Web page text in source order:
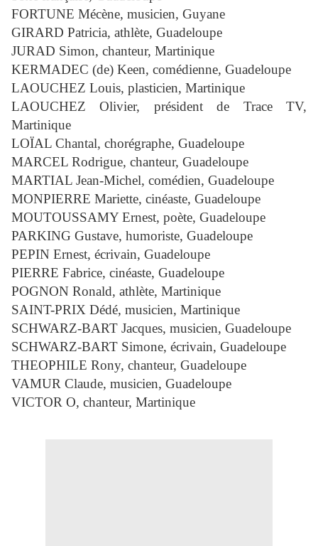
FORTUNE Mécène, musicien, Guyane
GIRARD Patricia, athlète, Guadeloupe
JURAD Simon, chanteur, Martinique
KERMADEC (de) Keen, comédienne, Guadeloupe
LAOUCHEZ Louis, plasticien, Martinique
LAOUCHEZ Olivier, président de Trace TV,
Martinique
LOÏAL Chantal, chorégraphe, Guadeloupe
MARCEL Rodrigue, chanteur, Guadeloupe
MARTIAL Jean-Michel, comédien, Guadeloupe
MONPIERRE Mariette, cinéaste, Guadeloupe
MOUTOUSSAMY Ernest, poète, Guadeloupe
PARKING Gustave, humoriste, Guadeloupe
PEPIN Ernest, écrivain, Guadeloupe
PIERRE Fabrice, cinéaste, Guadeloupe
POGNON Ronald, athlète, Martinique
SAINT-PRIX Dédé, musicien, Martinique
SCHWARZ-BART Jacques, musicien, Guadeloupe
SCHWARZ-BART Simone, écrivain, Guadeloupe
THEOPHILE Rony, chanteur, Guadeloupe
VAMUR Claude, musicien, Guadeloupe
VICTOR O, chanteur, Martinique